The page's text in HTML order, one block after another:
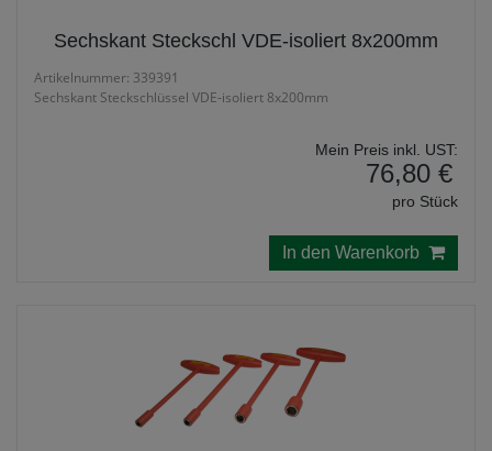
Sechskant Steckschl VDE-isoliert 8x200mm
Artikelnummer: 339391
Sechskant Steckschlüssel VDE-isoliert 8x200mm
Mein Preis inkl. UST:
76,80 €
pro Stück
In den Warenkorb